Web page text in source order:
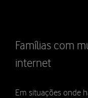
Famílias com
internet
Em situações onde